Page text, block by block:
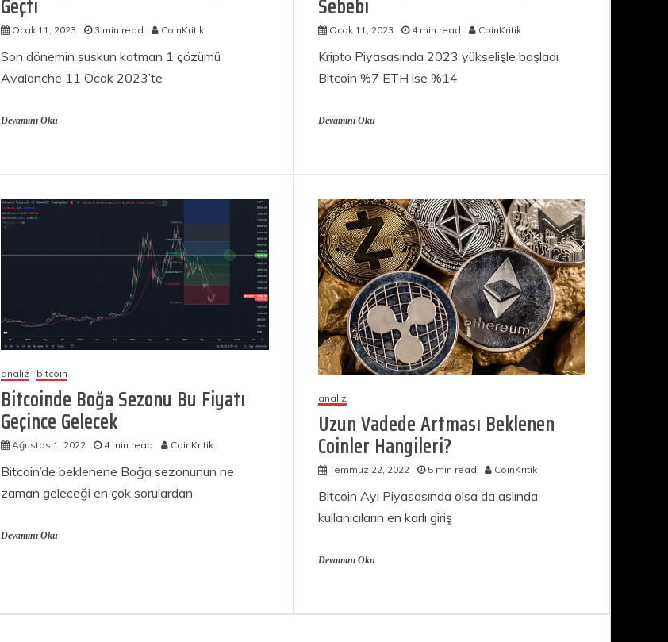
Geçti
Ocak 11, 2023 3 min read CoinKritik
Son dönemin suskun katman 1 çözümü
Avalanche 11 Ocak 2023’te
Devamını Oku
Sebebi
Ocak 11, 2023 4 min read CoinKritik
Kripto Piyasasında 2023 yükselişle başladı
Bitcoin %7 ETH ise %14
Devamını Oku
analiz bitcoin
Bitcoinde Boğa Sezonu Bu Fiyatı
Geçince Gelecek
Ağustos 1, 2022 4 min read CoinKritik
Bitcoin’de beklenene Boğa sezonunun ne
zaman geleceği en çok sorulardan
Devamını Oku
analiz
Uzun Vadede Artması Beklenen
Coinler Hangileri?
Temmuz 22, 2022 5 min read CoinKritik
Bitcoin Ayı Piyasasında olsa da aslında
kullanıcıların en karlı giriş
Devamını Oku